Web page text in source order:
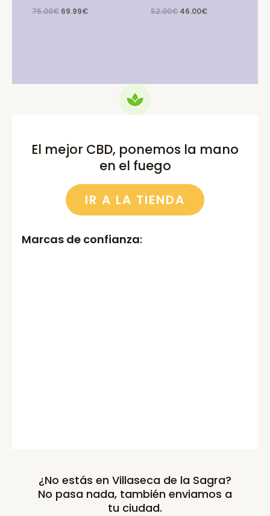
75.00€ Original
69.99€Current
52.00€ Original
46.00€Current
El mejor CBD, ponemos la mano
en el fuego
IR A LA TIENDA
Marcas de confianza:
¿No estás en Villaseca de la Sagra?
No pasa nada, también enviamos a
tu ciudad.